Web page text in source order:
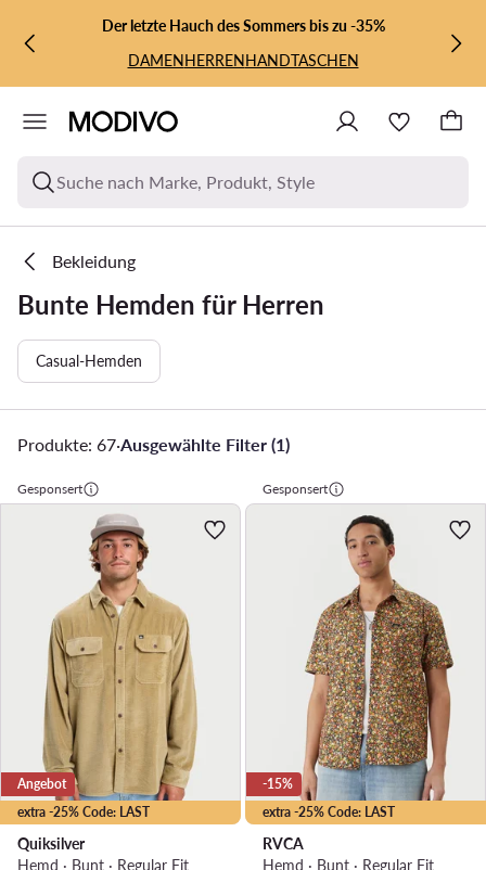
ZUM HAUPTINHALT SPRINGEN
ZUR SUCHEDer letzte Hauch des Sommers bis zu -35%
DAMENHERRENHANDTASCHEN
Suche nach Marke, Produkt, Style
Bekleidung
Bunte Hemden für Herren
Casual-Hemden
Produkte: 67·Ausgewählte Filter (1)
Gesponsert
extra -25% Code: LAST
Angebot
Quiksilver
Hemd · Bunt · Regular Fit
Gesponsert
extra -25% Code: LAST
-15%
RVCA
Hemd · Bunt · Regular Fit